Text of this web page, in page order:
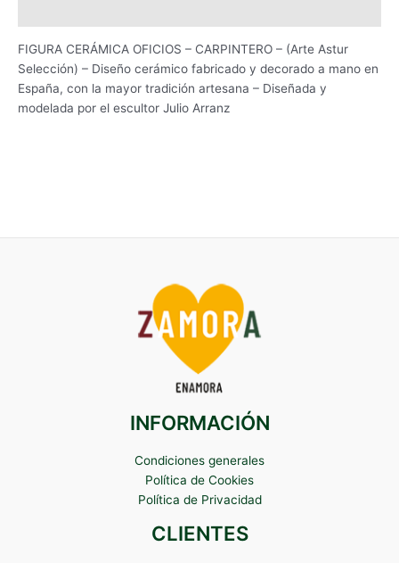
FIGURA CERÁMICA OFICIOS – CARPINTERO – (Arte Astur
Selección) – Diseño cerámico fabricado y decorado a mano en
España, con la mayor tradición artesana – Diseñada y
modelada por el escultor Julio Arranz
INFORMACIÓN
Condiciones generales
Política de Cookies
Política de Privacidad
CLIENTES